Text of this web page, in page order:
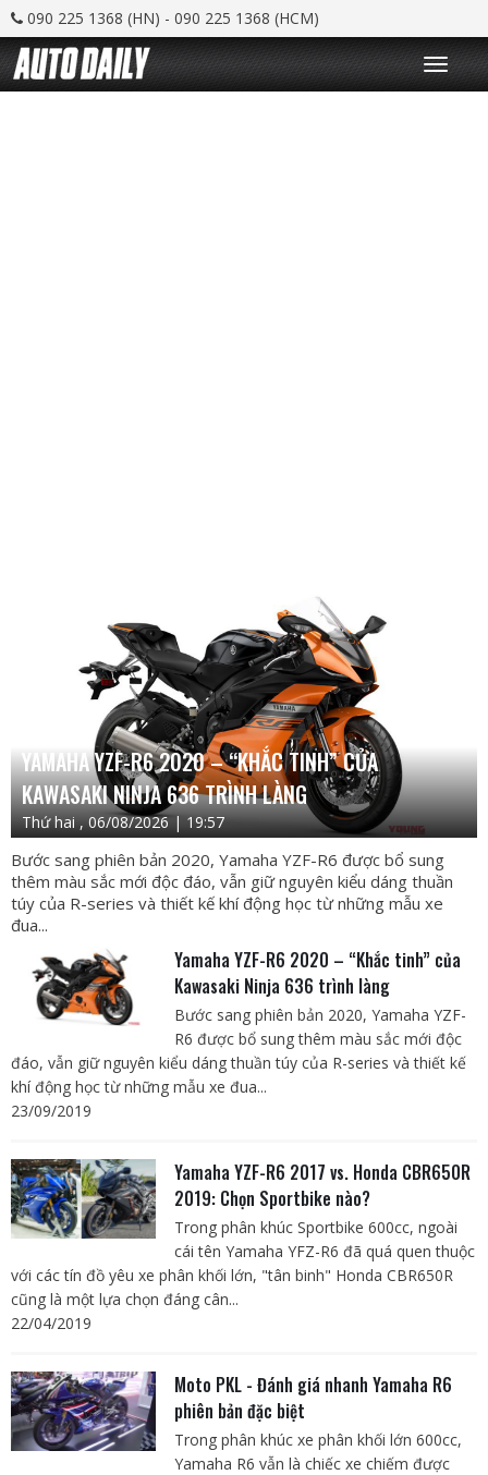
090 225 1368 (HN) - 090 225 1368 (HCM)
T
o
g
YAMAHA YZF-R6 2020 – “KHẮC TINH” CỦA
KAWASAKI NINJA 636 TRÌNH LÀNG
Thứ hai , 06/08/2026 | 19:57
Bước sang phiên bản 2020, Yamaha YZF-R6 được bổ sung
thêm màu sắc mới độc đáo, vẫn giữ nguyên kiểu dáng thuần
túy của R-series và thiết kế khí động học từ những mẫu xe
đua...
Yamaha YZF-R6 2020 – “Khắc tinh” của
Kawasaki Ninja 636 trình làng
Bước sang phiên bản 2020, Yamaha YZF-
R6 được bổ sung thêm màu sắc mới độc
đáo, vẫn giữ nguyên kiểu dáng thuần túy của R-series và thiết kế
khí động học từ những mẫu xe đua...
23/09/2019
Yamaha YZF-R6 2017 vs. Honda CBR650R
2019: Chọn Sportbike nào?
Trong phân khúc Sportbike 600cc, ngoài
cái tên Yamaha YFZ-R6 đã quá quen thuộc
với các tín đồ yêu xe phân khối lớn, "tân binh" Honda CBR650R
cũng là một lựa chọn đáng cân...
22/04/2019
Moto PKL - Đánh giá nhanh Yamaha R6
phiên bản đặc biệt
Trong phân khúc xe phân khối lớn 600cc,
Yamaha R6 vẫn là chiếc xe chiếm được